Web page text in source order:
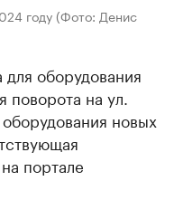
году (Фото: Денис
оборудования
поворота на ул.
новых
портале